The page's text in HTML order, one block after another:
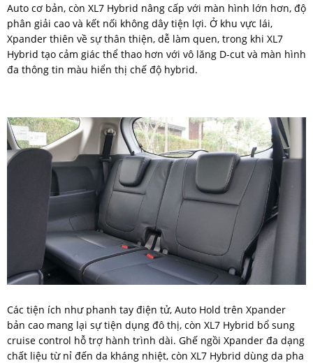
Auto cơ bản, còn XL7 Hybrid nâng cấp với màn hình lớn hơn, độ
phân giải cao và kết nối không dây tiện lợi. Ở khu vực lái,
Xpander thiên về sự thân thiện, dễ làm quen, trong khi XL7
Hybrid tạo cảm giác thể thao hơn với vô lăng D-cut và màn hình
đa thông tin màu hiển thị chế độ hybrid.
Các tiện ích như phanh tay điện tử, Auto Hold trên Xpander
bản cao mang lại sự tiện dụng đô thị, còn XL7 Hybrid bổ sung
cruise control hỗ trợ hành trình dài. Ghế ngồi Xpander đa dạng
chất liệu từ nỉ đến da kháng nhiệt, còn XL7 Hybrid dùng da pha